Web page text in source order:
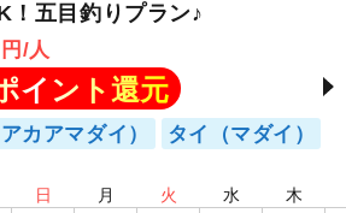
！五目釣りプラン♪
円/人
イント還元
カアマダイ） タイ（マダイ）
日 月 火 水 木